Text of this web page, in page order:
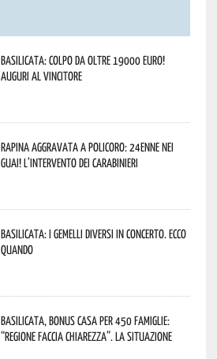
Basilicata: colpo da oltre 19000 Euro!
Auguri al vincitore
Rapina aggravata a Policoro: 24enne nei
guai! L’intervento dei Carabinieri
Basilicata: i Gemelli DiVersi in concerto. Ecco
quando
Basilicata, Bonus casa per 450 famiglie:
“Regione faccia chiarezza”. La situazione